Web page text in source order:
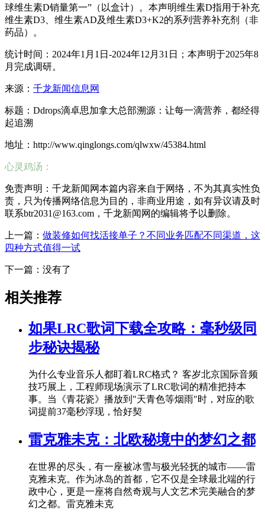
球维生素D销量第一”（以盒计）。本声明维生素D指用于补充
维生素D3、维生素AD及维生素D3+K2的系列营养补充剂（非
药品）。
统计时间：2024年1月1日-2024年12月31日；本声明于2025年8
月完成调研。
来源： 千龙新闻信息网
标题：Ddrops滴卓思加拿大总部溯源：让每一滴营养，都经得
起追溯
地址：http://www.qinglongs.com/qlwxw/45384.html
心灵鸡汤：
免责声明：千龙新闻网本篇内容来自于网络，不为其真实性负
责，只为传播网络信息为目的，非商业用途，如有异议请及时
联系btr2031@163.com，千龙新闻网的编辑将予以删除。
上一篇： 做装修如何找活接单子？不同业务匹配不同渠道，这
四种方式值得一试
下一篇：没有了
相关推荐
如果LRC歌词下载全攻略：毫秒级同
步秘诀揭秘
为什么专业音乐人都盯着LRC格式？ 客岁北京国际音频
技巧展上，工程师现场演示了LRC歌词的精准把持本
事。当《青花瓷》播放到"天青色等烟雨"时，对应的歌
词提前37毫秒浮现，恰好契
雷克雅未克：北欧秘境中的梦幻之都
在世界的尽头，有一座被冰雪与极光轻抚的城市——雷
克雅未克。作为冰岛的首都，它不仅是全球最北端的行
政中心，更是一座将自然奇观与人文艺术完美融合的梦
幻之都。雷克雅未克